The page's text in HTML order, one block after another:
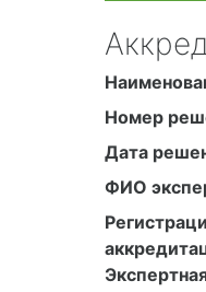
Номер
Дата
ФИО